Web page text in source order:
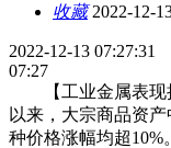
收藏2022-12-
2022-12-13 07:27:31
07:27
【工业金属表现抢
以来，大宗商品资
种价格涨幅均超